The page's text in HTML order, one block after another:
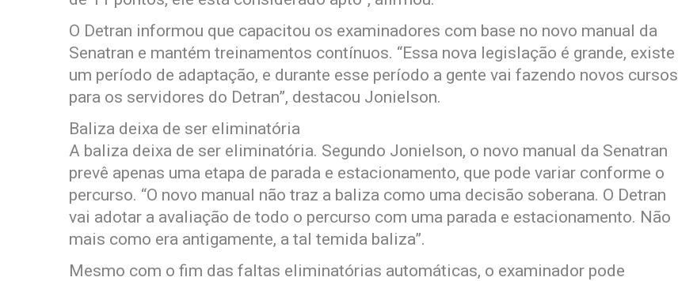
O Detran informou que capacitou os examinadores com base no novo manual da
Senatran e mantém treinamentos contínuos. “Essa nova legislação é grande, existe
um período de adaptação, e durante esse período a gente vai fazendo novos cursos
para os servidores do Detran”, destacou Jonielson.
Baliza deixa de ser eliminatória
A baliza deixa de ser eliminatória. Segundo Jonielson, o novo manual da Senatran
prevê apenas uma etapa de parada e estacionamento, que pode variar conforme o
percurso. “O novo manual não traz a baliza como uma decisão soberana. O Detran
vai adotar a avaliação de todo o percurso com uma parada e estacionamento. Não
mais como era antigamente, a tal temida baliza”.
Mesmo com o fim das faltas eliminatórias automáticas, o examinador pode